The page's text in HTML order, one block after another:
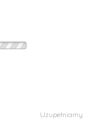
Uzupełniamy